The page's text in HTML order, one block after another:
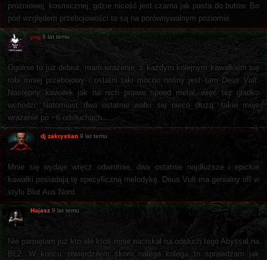
próżniowej, kosmicznej, gdzie nicość jest czarna jak pasta do butów. Bo
pod względem przebojowości to są na porównywalnym poziomie.
yog 9 lat temu
Ogólnie to już debiut, mam wrażenie, z każdym kolejnym kawałkiem się
robi mniej przebojowy i ostatni taki mocno nośny jest tam Deus Vult
Następny kawałek jak na nich prawie speed metal, więc też gładko
wchodzi. Natomiast dwa ostatnie wałki się nieco dłużą, takie moje
wrażenie po ~6 odsłuchach.
dj zakrystian 9 lat temu
Mnie się wydaje wręcz odwrotnie, dwa ostatnie najdłuższe i epickie
kawałki posiadają tę specyficzną melodykę. Deus Vult ma genialny riff w
stylu Blut Aus Nord.
Hajasz 9 lat temu
Nie pamiętam już kto ale ktoś mnie naciskał na odsłuch tego Abyssal na
BL2. W końcu stwierdziłem skoro nalega kolega to sprawdzam jak